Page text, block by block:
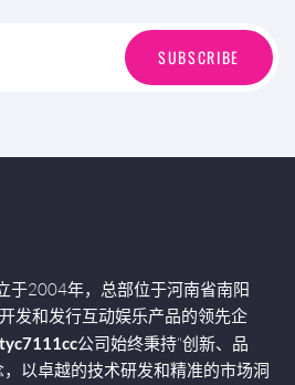
SUBSCRIBE
于2004年，总部位于河南省南阳
发和发行互动娱乐产品的领先企
公司始终秉持“创新、品
以卓越的技术研发和精准的市场洞